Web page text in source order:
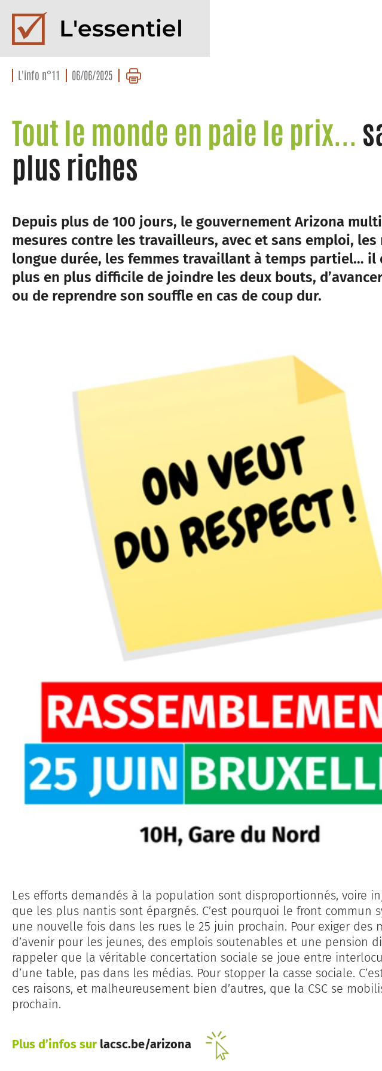
L'essentiel
L'info n°11 06/06/2025
Tout le monde en paie le prix...
plus riches
Depuis plus de 100 jours, le gouvernement Arizona
mesures contre les travailleurs, avec et sans emploi, les
longue durée, les femmes travaillant à temps partiel… il
plus en plus difficile de joindre les deux bouts,
ou de reprendre son souffle en cas de coup dur.
Les efforts demandés à la population sont disproportionnés, voire
que les plus nantis sont épargnés. C’est pourquoi le front commun
une nouvelle fois dans les rues le 25 juin prochain. Pour exiger des
d’avenir pour les jeunes, des emplois soutenables et une pension
rappeler que la véritable concertation sociale se joue entre
d’une table, pas dans les médias. Pour stopper la casse sociale.
ces raisons, et malheureusement bien d’autres, que la CSC se
prochain.
Plus d’infos sur lacsc.be/arizona